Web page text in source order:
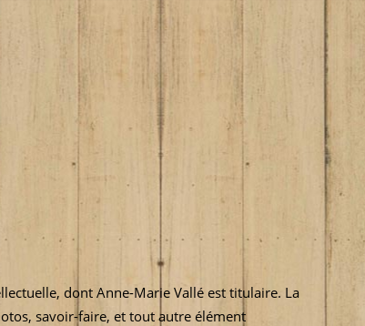
dont Anne-Marie Vallé est titulaire. La
savoir-faire, et tout autre élément